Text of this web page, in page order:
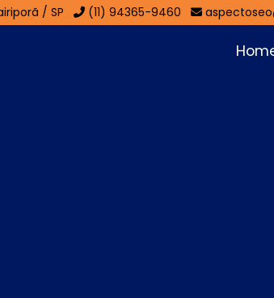
/ SP (11) 94365-9460
visual especializada e
bem-vindo a Aspecto